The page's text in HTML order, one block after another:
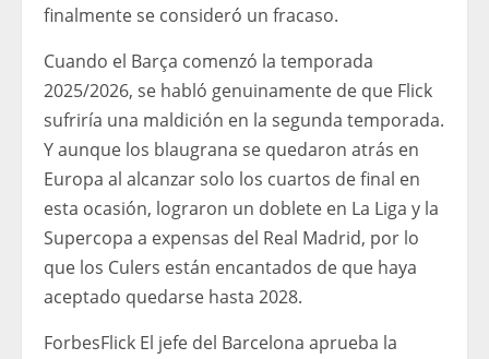
finalmente se consideró un fracaso.
Cuando el Barça comenzó la temporada
2025/2026, se habló genuinamente de que Flick
sufriría una maldición en la segunda temporada.
Y aunque los blaugrana se quedaron atrás en
Europa al alcanzar solo los cuartos de final en
esta ocasión, lograron un doblete en La Liga y la
Supercopa a expensas del Real Madrid, por lo
que los Culers están encantados de que haya
aceptado quedarse hasta 2028.
ForbesFlick El jefe del Barcelona aprueba la